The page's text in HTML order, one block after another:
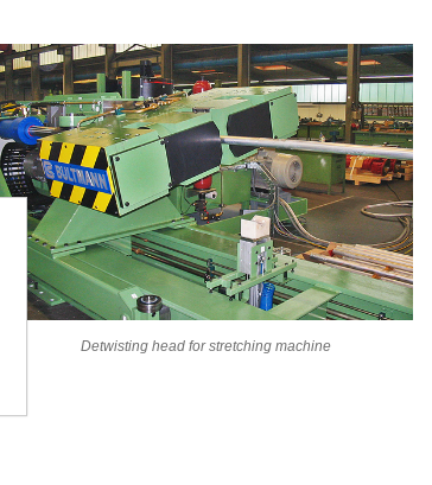
Detwisting head for stretching machine